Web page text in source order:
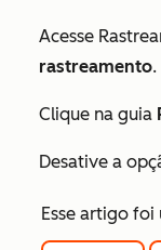
Acesse
rastreamento.
Clique na guia
Desative a
Esse artigo foi